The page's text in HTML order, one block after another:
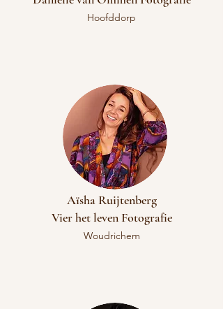
Hoofddorp
Aïsha Ruijtenberg
​Vier het leven Fotografie
Woudrichem